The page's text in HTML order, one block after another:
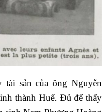
sản của ông Nguyễn
thành Huế. Đủ để thấy